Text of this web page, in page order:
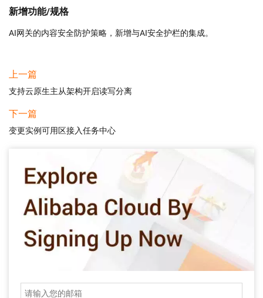
新增功能/规格
AI网关的内容安全防护策略，新增与AI安全护栏的集成。
上一篇
支持云原生主从架构开启读写分离
下一篇
变更实例可用区接入任务中心